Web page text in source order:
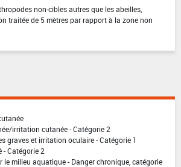
non-cibles autres que les abeilles,
traitée de 5 mètres par rapport à la zone non
irritation cutanée - Catégorie 2
graves et irritation oculaire - Catégorie 1
- Catégorie 2
le milieu aquatique - Danger chronique, catégorie